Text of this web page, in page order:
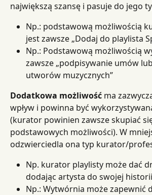
największą szansę i pasuje do jego
Np.: podstawową możliwością
jest zawsze „Dodaj do playlista
Np.: Podstawową możliwością
zawsze „podpisywanie umów
utworów muzycznych”
Dodatkowa możliwość ma
wpływ i powinna być
(kurator powinien zawsze skupiać
podstawowych możliwości). W
odzwierciedla ona typ kurator/
Np. kurator playlisty może dać
dodając artysta do swojej
Np.: Wytwórnia może zapewnić